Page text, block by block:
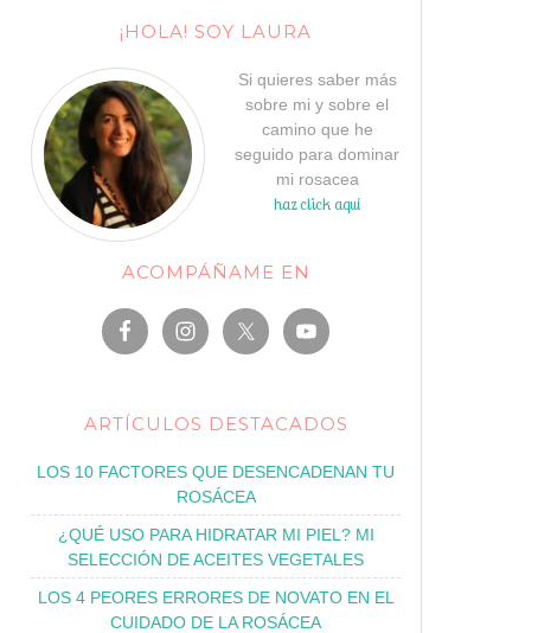
¡HOLA! SOY LAURA
Si quieres saber más
sobre mi y sobre el
camino que he
seguido para dominar
mi rosacea
haz click aquí
ACOMPÁÑAME EN
ARTÍCULOS DESTACADOS
LOS 10 FACTORES QUE DESENCADENAN TU
ROSÁCEA
¿QUÉ USO PARA HIDRATAR MI PIEL? MI
SELECCIÓN DE ACEITES VEGETALES
LOS 4 PEORES ERRORES DE NOVATO EN EL
CUIDADO DE LA ROSÁCEA